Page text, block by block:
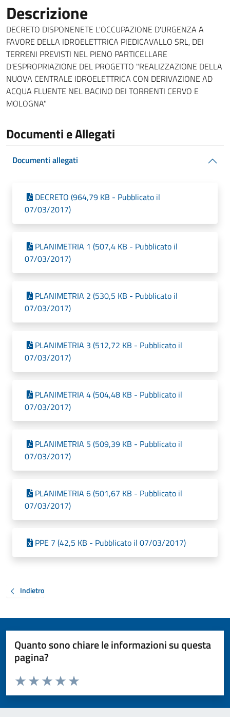
Descrizione
DECRETO DISPONENETE L'OCCUPAZIONE D'URGENZA A
FAVORE DELLA IDROELETTRICA PIEDICAVALLO SRL, DEI
TERRENI PREVISTI NEL PIENO PARTICELLARE
D'ESPROPRIAZIONE DEL PROGETTO "REALIZZAZIONE DELLA
NUOVA CENTRALE IDROELETTRICA CON DERIVAZIONE AD
ACQUA FLUENTE NEL BACINO DEI TORRENTI CERVO E
MOLOGNA"
Documenti e Allegati
Documenti allegati
DECRETO (964,79 KB - Pubblicato il
07/03/2017)
PLANIMETRIA 1 (507,4 KB - Pubblicato il
07/03/2017)
PLANIMETRIA 2 (530,5 KB - Pubblicato il
07/03/2017)
PLANIMETRIA 3 (512,72 KB - Pubblicato il
07/03/2017)
PLANIMETRIA 4 (504,48 KB - Pubblicato il
07/03/2017)
PLANIMETRIA 5 (509,39 KB - Pubblicato il
07/03/2017)
PLANIMETRIA 6 (501,67 KB - Pubblicato il
07/03/2017)
PPE 7 (42,5 KB - Pubblicato il 07/03/2017)
Indietro
Quanto sono chiare le informazioni su questa
pagina?
Valuta da 1 a 5 stelle la pagina
Valuta 5 stelle su 5
Valuta 4 stelle su 5
Valuta 3 stelle su 5
Valuta 2 stelle su 5
Valuta 1 stelle su 5